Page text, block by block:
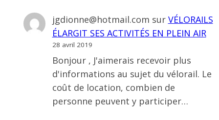
jgdionne@hotmail.com sur VÉLORAILS
ÉLARGIT SES ACTIVITÉS EN PLEIN AIR
28 avril 2019
Bonjour , J'aimerais recevoir plus
d'informations au sujet du vélorail. Le
coût de location, combien de
personne peuvent y participer…